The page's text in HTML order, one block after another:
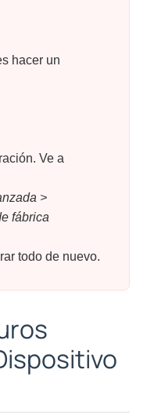
hacer un
Ve a
>
fábrica
todo de nuevo.